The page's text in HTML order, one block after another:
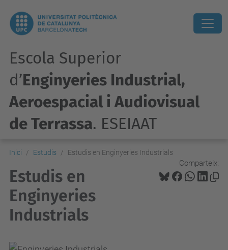
Escola Superior
d’Enginyeries Industrial,
Aeroespacial i Audiovisual
de Terrassa. ESEIAAT
Inici Estudis Estudis en Enginyeries Industrials
Comparteix:
Estudis en
Enginyeries
Industrials